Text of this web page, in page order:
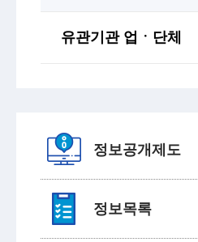
유관기관 업ㆍ단체
정보공개제도
정보목록